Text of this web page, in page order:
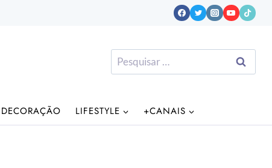
Pesquisar
por:
DECORAÇÃO LIFESTYLE +CANAIS